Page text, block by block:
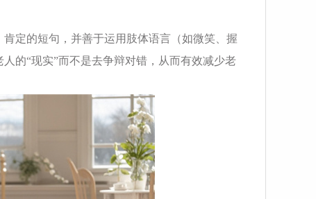
定的短句，并善于运用肢体语言（如微笑、握
的“现实”而不是去争辩对错，从而有效减少老